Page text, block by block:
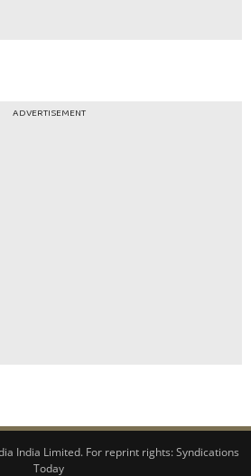
ADVERTISEMENT
India Limited. For reprint rights:Syndications
Today